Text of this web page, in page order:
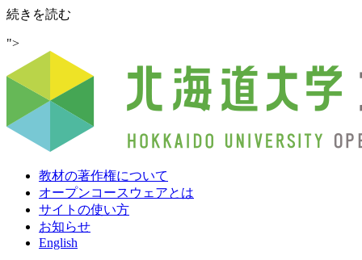
続きを読む
人
材
成
事
機
関
連
携
強
化
">
教材の著作権について
オープンコースウェアとは
サイトの使い方
お知らせ
English